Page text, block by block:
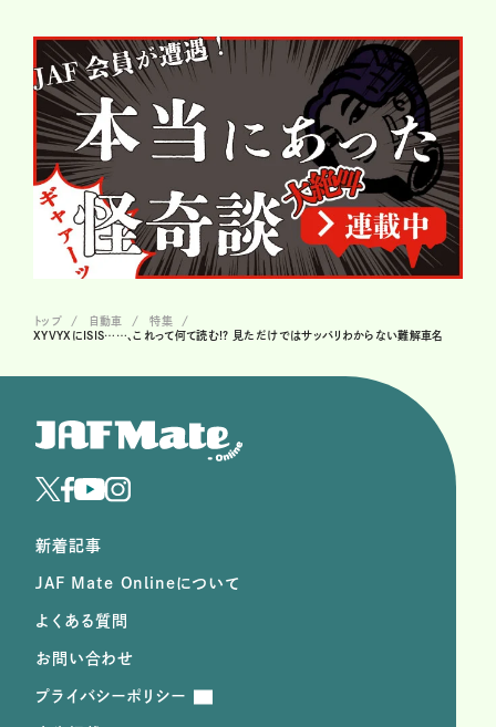
トップ 自動車
特集
XYVYXにISIS……、これって何て読む!? 見ただけではサッパリわからない難解車名
新着記事
JAF Mate Onlineについて
よくある質問
お問い合わせ
プライバシーポリシー